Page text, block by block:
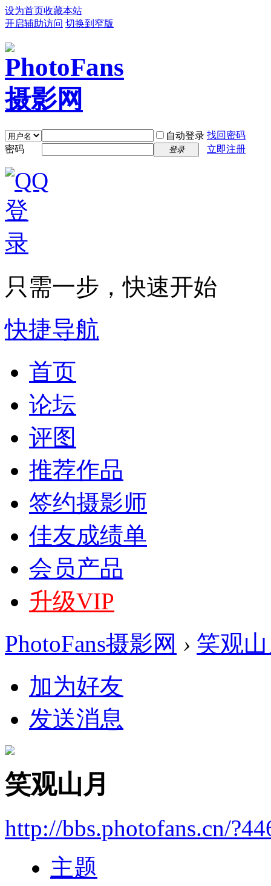
设为首页收藏本站
开启辅助访问 切换到窄版
自动登录 找回密码
密码
登录 立即注册
只需一步，快速开始
快捷导航
首页
论坛
评图
推荐作品
签约摄影师
佳友成绩单
会员产品
升级VIP
PhotoFans摄影网 › 笑观
加为好友
发送消息
笑观山月
http://bbs.photofans.cn/
主题